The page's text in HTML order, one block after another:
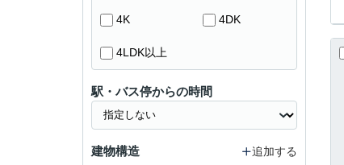
4K 4DK
4LDK以上
駅・バス停からの時間
建物構造 追加する